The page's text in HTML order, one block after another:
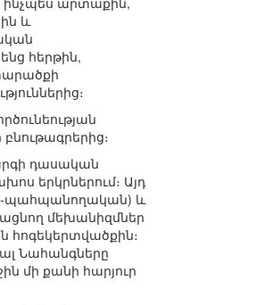
և
հերթին,
դասական
երկրներում։ Այդ
պահպանողական) և
մեխանիզմներ
Նահանգները
մի քանի հարյուր